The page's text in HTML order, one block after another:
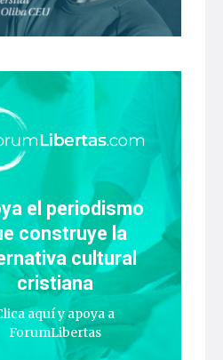
el periodismo
construye la
cultural
cristiana
aquí y apoya a
ForumLibertas